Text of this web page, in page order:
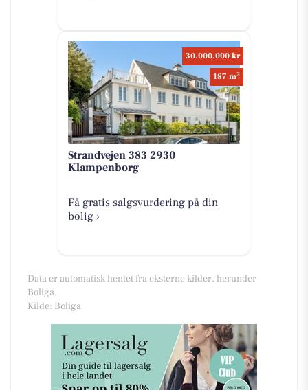
30.000.000 kr
187 m2
Strandvejen 383 2930
Klampenborg
Få gratis salgsvurdering på din
bolig ›
Data er automatisk hentet fra eksterne kilder, herunder
Boliga.
Kilde: Boliga